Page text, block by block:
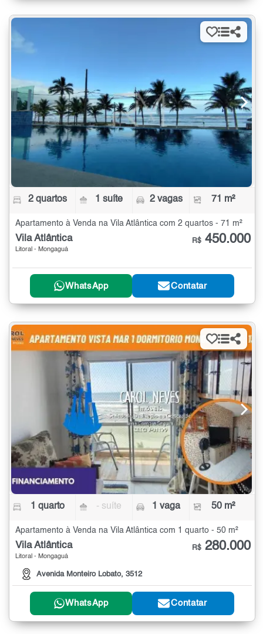
2 quartos 1 suíte 2 vagas 71 m²
Apartamento à Venda na Vila Atlântica com 2 quartos - 71 m²
Vila Atlântica
Litoral - Mongaguá
R$ 450.000
WhatsApp Contatar
1 quarto - suíte 1 vaga 50 m²
Apartamento à Venda na Vila Atlântica com 1 quarto - 50 m²
Vila Atlântica
Litoral - Mongaguá
Avenida Monteiro Lobato, 3512
R$ 280.000
WhatsApp Contatar